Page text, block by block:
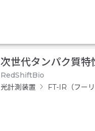
次世代タンパク質
RedShiftBio
光計測装置
FT-IR（フー